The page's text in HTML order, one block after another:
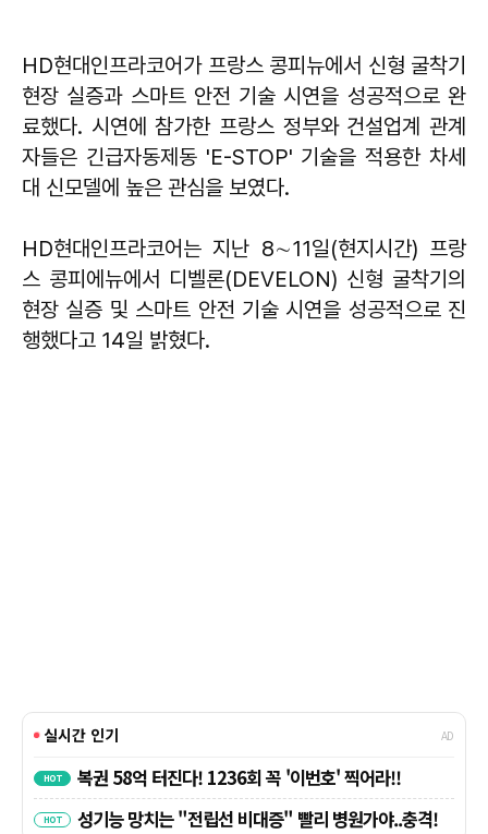
HD현대인프라코어가 프랑스 콩피뉴에서 신형 굴착기
현장 실증과 스마트 안전 기술 시연을 성공적으로 완
료했다. 시연에 참가한 프랑스 정부와 건설업계 관계
자들은 긴급자동제동 'E-STOP' 기술을 적용한 차세
대 신모델에 높은 관심을 보였다.
HD현대인프라코어는 지난 8∼11일(현지시간) 프랑
스 콩피에뉴에서 디벨론(DEVELON) 신형 굴착기의
현장 실증 및 스마트 안전 기술 시연을 성공적으로 진
행했다고 14일 밝혔다.